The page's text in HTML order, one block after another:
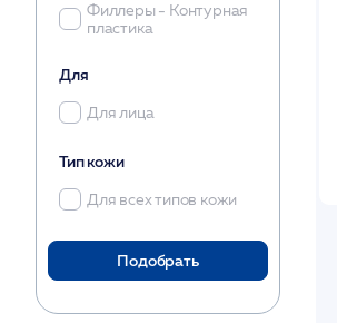
Филлеры - Контурная
пластика
Для
Для лица
Тип кожи
Для всех типов кожи
Подобрать